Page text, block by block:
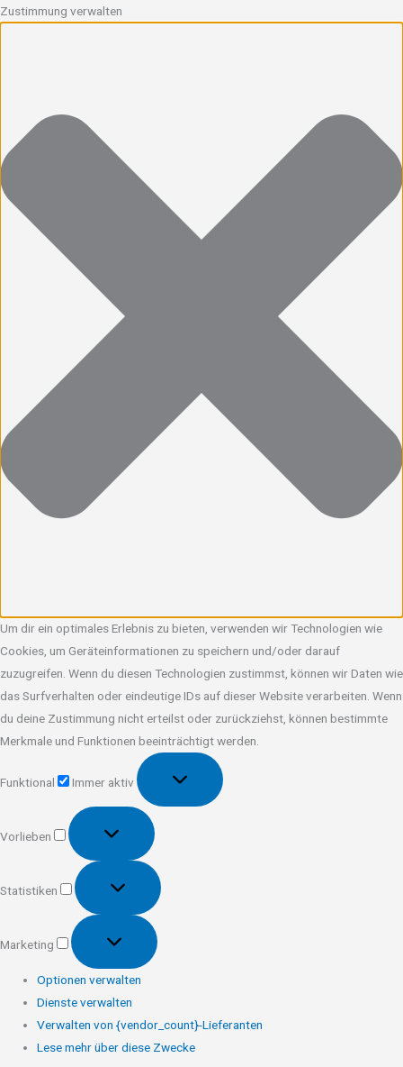
Zustimmung verwalten
Um dir ein optimales Erlebnis zu bieten, verwenden wir Technologien wie
Cookies, um Geräteinformationen zu speichern und/oder darauf
zuzugreifen. Wenn du diesen Technologien zustimmst, können wir Daten wie
das Surfverhalten oder eindeutige IDs auf dieser Website verarbeiten. Wenn
du deine Zustimmung nicht erteilst oder zurückziehst, können bestimmte
Merkmale und Funktionen beeinträchtigt werden.
Funktional
Immer aktiv
Vorlieben
Vorlieben
Statistiken
Statistiken
Marketing
Marketing
Optionen verwalten
Dienste verwalten
Verwalten von {vendor_count}-Lieferanten
Lese mehr über diese Zwecke